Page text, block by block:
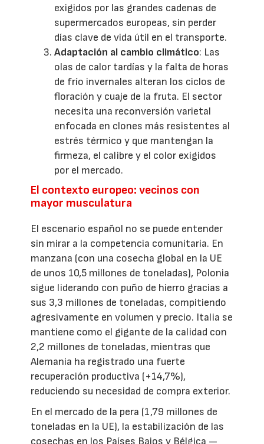
exigidos por las grandes cadenas de
supermercados europeas, sin perder
días clave de vida útil en el transporte.
Adaptación al cambio climático: Las
olas de calor tardías y la falta de horas
de frío invernales alteran los ciclos de
floración y cuaje de la fruta. El sector
necesita una reconversión varietal
enfocada en clones más resistentes al
estrés térmico y que mantengan la
firmeza, el calibre y el color exigidos
por el mercado.
El contexto europeo: vecinos con
mayor musculatura
El escenario español no se puede entender
sin mirar a la competencia comunitaria. En
manzana (con una cosecha global en la UE
de unos 10,5 millones de toneladas), Polonia
sigue liderando con puño de hierro gracias a
sus 3,3 millones de toneladas, compitiendo
agresivamente en volumen y precio. Italia se
mantiene como el gigante de la calidad con
2,2 millones de toneladas, mientras que
Alemania ha registrado una fuerte
recuperación productiva (+14,7%),
reduciendo su necesidad de compra exterior.
En el mercado de la pera (1,79 millones de
toneladas en la UE), la estabilización de las
cosechas en los Países Bajos y Bélgica —